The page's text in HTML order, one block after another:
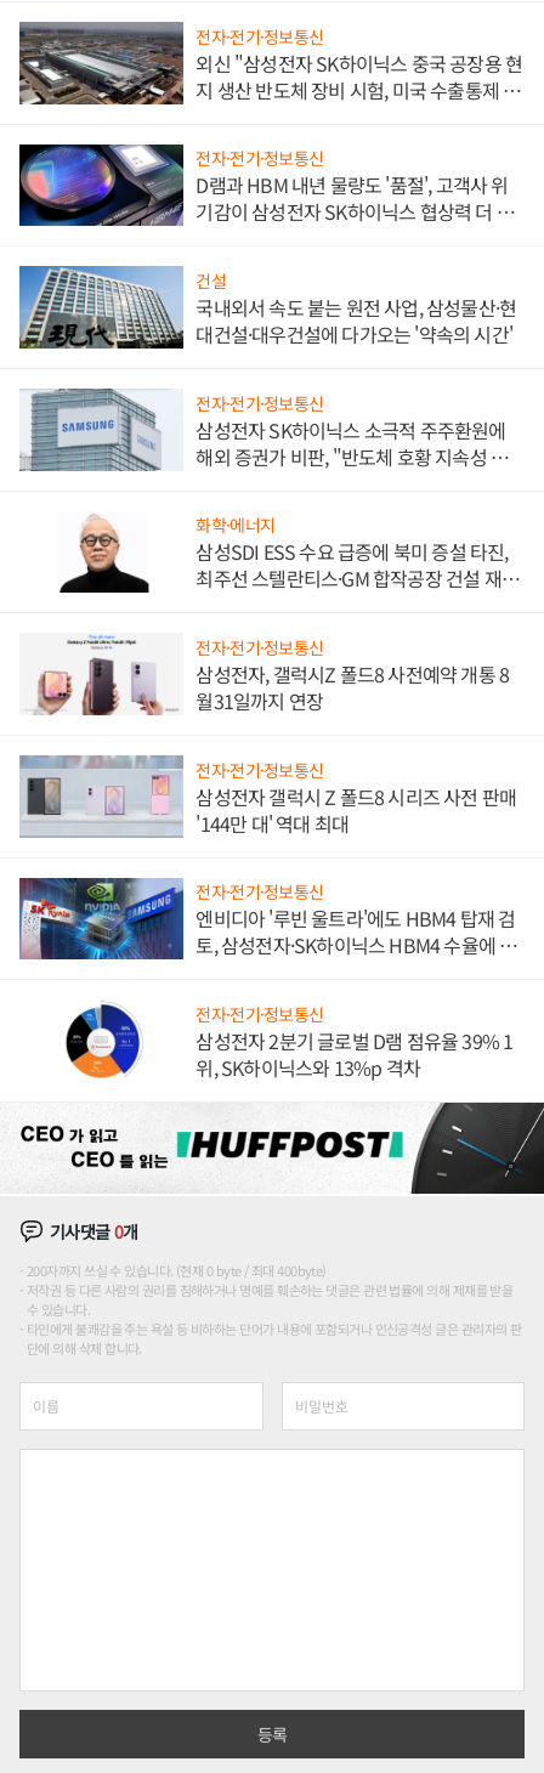
전자·전기·정보통신
외신 "삼성전자 SK하이닉스 중국 공장용 현
지 생산 반도체 장비 시험, 미국 수출통제 대
전자·전기·정보통신
D램과 HBM 내년 물량도 '품절', 고객사 위
기감이 삼성전자 SK하이닉스 협상력 더 키
건설
국내외서 속도 붙는 원전 사업, 삼성물산·현
대건설·대우건설에 다가오는 '약속의 시간'
전자·전기·정보통신
삼성전자 SK하이닉스 소극적 주주환원에
해외 증권가 비판, "반도체 호황 지속성 의
화학·에너지
삼성SDI ESS 수요 급증에 북미 증설 타진,
최주선 스텔란티스·GM 합작공장 건설 재추
전자·전기·정보통신
삼성전자, 갤럭시Z 폴드8 사전예약 개통 8
월31일까지 연장
전자·전기·정보통신
삼성전자 갤럭시 Z 폴드8 시리즈 사전 판매
'144만 대' 역대 최대
전자·전기·정보통신
엔비디아 '루빈 울트라'에도 HBM4 탑재 검
토, 삼성전자·SK하이닉스 HBM4 수율에 주
전자·전기·정보통신
삼성전자 2분기 글로벌 D램 점유율 39% 1
위, SK하이닉스와 13%p 격차
기사댓글0개
200자까지 쓰실 수 있습니다. (현재 0 byte / 최대 400byte)
저작권 등 다른 사람의 권리를 침해하거나 명예를 훼손하는 댓글은 관련 법률에 의해 제재를 받을
수 있습니다.
타인에게 불쾌감을 주는 욕설 등 비하하는 단어가 내용에 포함되거나 인신공격성 글은 관리자의 판
단에 의해 삭제 합니다.